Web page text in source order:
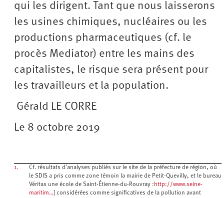
qui les dirigent. Tant que nous laisserons
les usines chimiques, nucléaires ou les
productions pharmaceutiques (cf. le
procès Mediator) entre les mains des
capitalistes, le risque sera présent pour
les travailleurs et la population.
Gérald LE CORRE
Le 8 octobre 2019
1.
Cf. résultats d’analyses publiés sur le site de la préfecture de région, où
le SDIS a pris comme zone témoin la mairie de Petit-Quevilly, et le bureau
Véritas une école de Saint-Étienne-du-Rouvray : http://www.seine-
maritim… ] considérées comme significatives de la pollution avant